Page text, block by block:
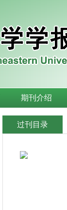
期刊介绍
过刊目录